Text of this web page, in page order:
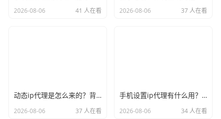
2026-08-06 41 人在看 2026-08-06 37 人在看
动态ip代理是怎么来的？背后的原理比你想象的精彩
2026-08-06 37 人在看
手机设置ip代理有什么用？不只是改定位那么简单
2026-08-06 34 人在看